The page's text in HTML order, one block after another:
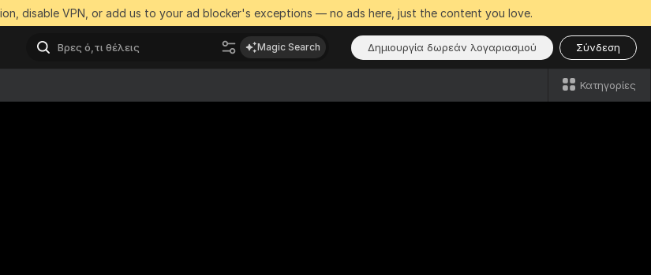
disable VPN, or add us to your ad blocker's exceptions — no ads here, just the content you love.
Magic Search Δημιουργία δωρεάν λογαριασμού Σύνδεση
Κατηγορίες